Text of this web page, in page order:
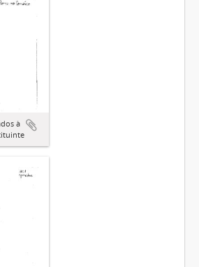
à